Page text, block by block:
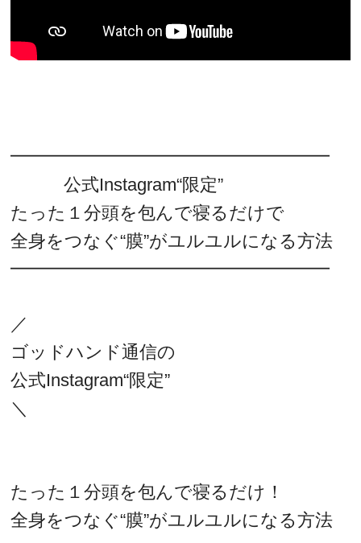
━━━━━━━━━━━━━━━━━━
公式Instagram“限定”
たった１分頭を包んで寝るだけで
全身をつなぐ“膜”がユルユルになる方法
━━━━━━━━━━━━━━━━━━
／
ゴッドハンド通信の
公式Instagram“限定”
＼
たった１分頭を包んで寝るだけ！
全身をつなぐ“膜”がユルユルになる方法